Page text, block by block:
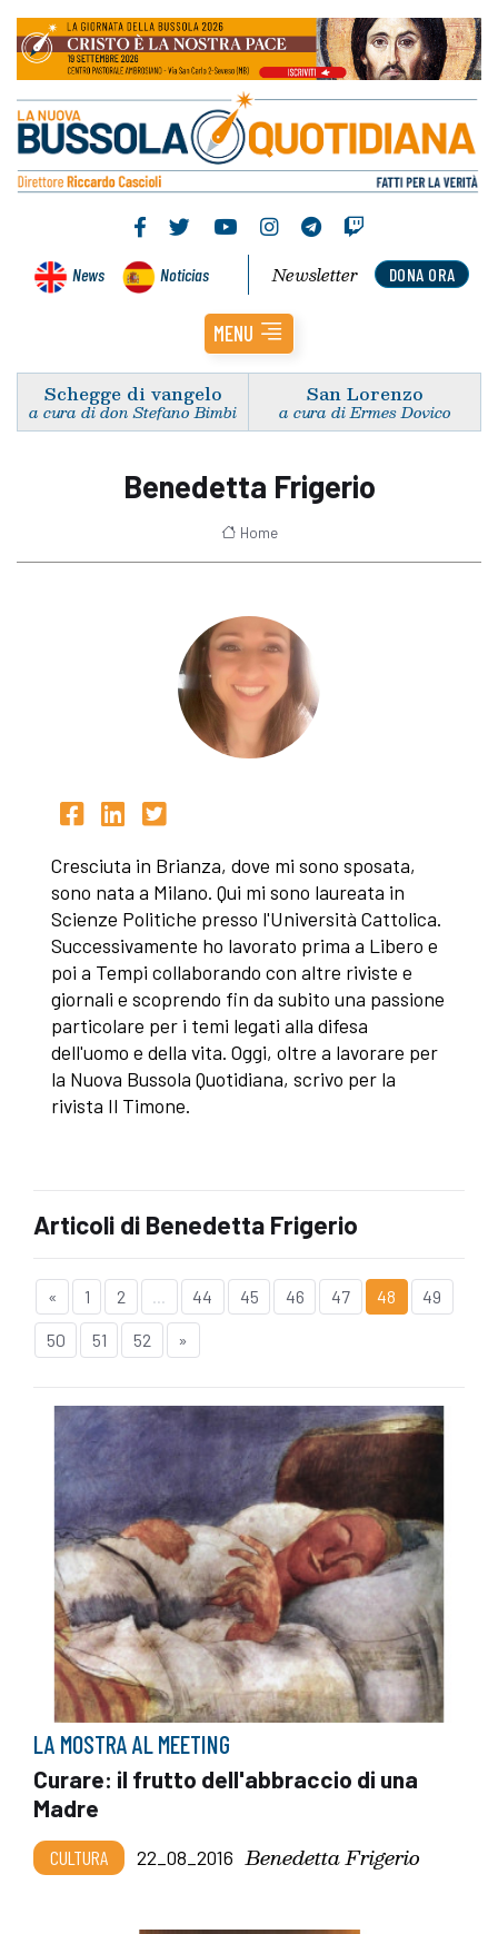
News Noticias DONA ORA
Newsletter
MENU
Schegge di vangelo
a cura di don Stefano Bimbi
San Lorenzo
a cura di Ermes Dovico
Benedetta Frigerio
Home
Cresciuta in Brianza, dove mi sono sposata,
sono nata a Milano. Qui mi sono laureata in
Scienze Politiche presso l'Università Cattolica.
Successivamente ho lavorato prima a Libero e
poi a Tempi collaborando con altre riviste e
giornali e scoprendo fin da subito una passione
particolare per i temi legati alla difesa
dell'uomo e della vita. Oggi, oltre a lavorare per
la Nuova Bussola Quotidiana, scrivo per la
rivista Il Timone.
Articoli di Benedetta Frigerio
« 1 2 44 45 46 47 48 49
50 51 52 »
LA MOSTRA AL MEETING
Curare: il frutto dell'abbraccio di una
Madre
CULTURA 22_08_2016 Benedetta Frigerio